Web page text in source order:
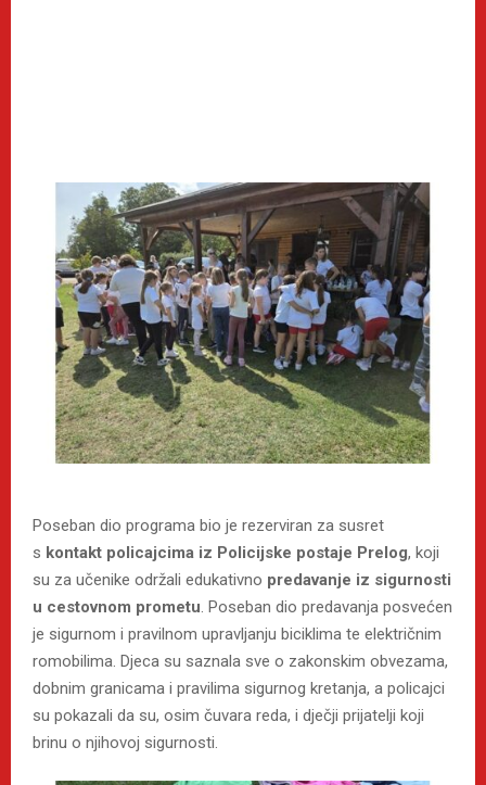
Poseban dio programa bio je rezerviran za susret
s kontakt policajcima iz Policijske postaje Prelog, koji
su za učenike održali edukativno predavanje iz sigurnosti
u cestovnom prometu. Poseban dio predavanja posvećen
je sigurnom i pravilnom upravljanju biciklima te električnim
romobilima. Djeca su saznala sve o zakonskim obvezama,
dobnim granicama i pravilima sigurnog kretanja, a policajci
su pokazali da su, osim čuvara reda, i dječji prijatelji koji
brinu o njihovoj sigurnosti.